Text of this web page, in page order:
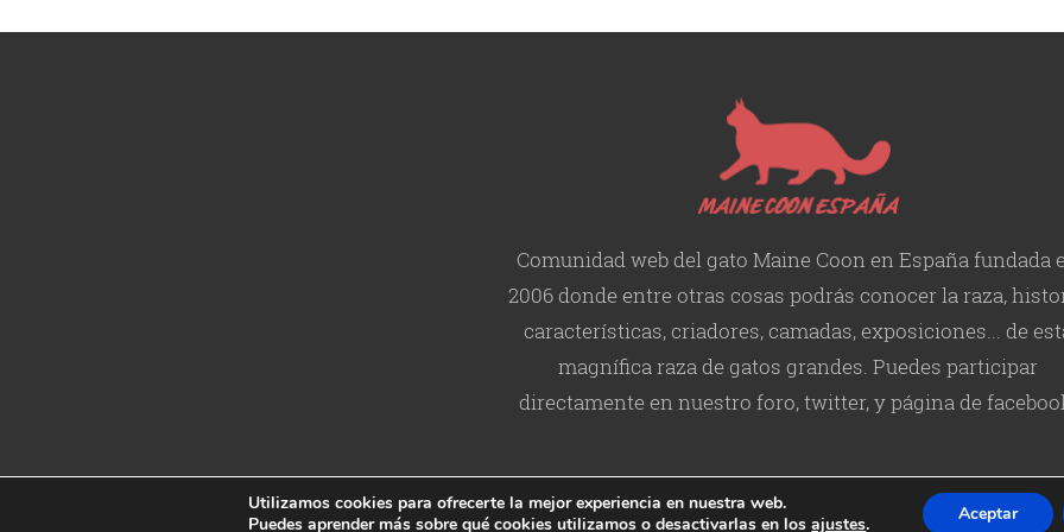
Comunidad web del gato Maine Coon en España fundada
2006 donde entre otras cosas podrás conocer la raza,
características, criadores, camadas, exposiciones... de
magnífica raza de gatos grandes. Puedes participar
directamente en nuestro foro, twitter, y página de
Copyright © 2006-2026 Maine Coon España
Utilizamos cookies para ofrecerte la mejor experiencia en nuestra web.
Puedes aprender más sobre qué cookies utilizamos o desactivarlas en losajustes. Aceptar